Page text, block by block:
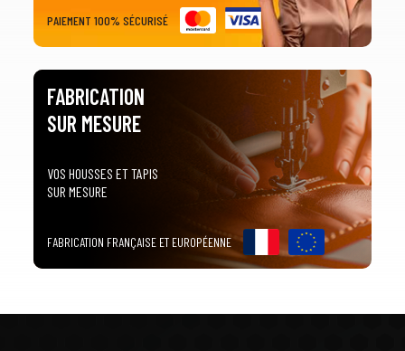
PAIEMENT 100% SÉCURISÉ
FABRICATION
SUR MESURE
VOS HOUSSES ET TAPIS
SUR MESURE
FABRICATION FRANÇAISE ET EUROPÉENNE